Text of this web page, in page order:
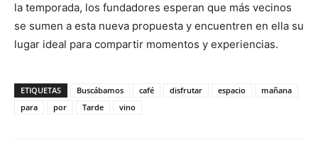
la temporada, los fundadores esperan que más vecinos
se sumen a esta nueva propuesta y encuentren en ella su
lugar ideal para compartir momentos y experiencias.
ETIQUETAS Buscábamos café disfrutar espacio
mañana
para
por Tarde vino